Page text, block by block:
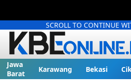
SCROLL TO CONTINUE
Jawa
Barat
Karawang Bekasi